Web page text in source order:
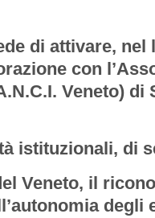
di attivare, nel
con
Veneto) di
istituzionali, di
Veneto, il